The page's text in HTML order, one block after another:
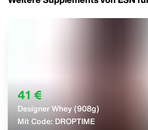
41 €
Designer Whey (908g)
Mit Code: DROPTIME